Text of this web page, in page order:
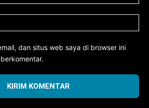
dan situs web saya di browser ini